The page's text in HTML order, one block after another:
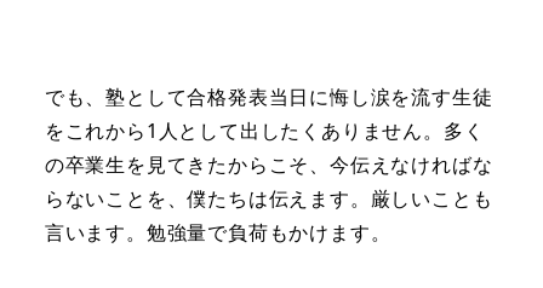
でも、塾として合格発表当日に悔し涙を流す生徒
をこれから1人として出したくありません。多く
の卒業生を見てきたからこそ、今伝えなければな
らないことを、僕たちは伝えます。厳しいことも
言います。勉強量で負荷もかけます。